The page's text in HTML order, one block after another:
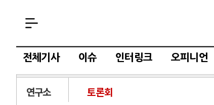
전체기사 이슈 인터링크 오피니언
연구소 토론회